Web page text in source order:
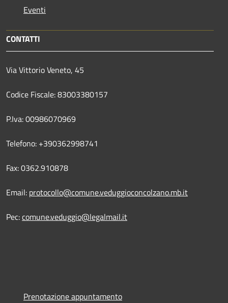
Eventi
CONTATTI
Via Vittorio Veneto, 45
Codice Fiscale: 83003380157
P.Iva: 00986070969
Telefono: +390362998741
Fax: 0362.910878
Email: protocollo@comune.veduggioconcolzano.mb.it
Pec:comune.veduggio@legalmail.it
Prenotazione appuntamento